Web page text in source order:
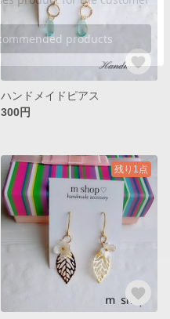
ハンドメイドピアス
300円
残り1点